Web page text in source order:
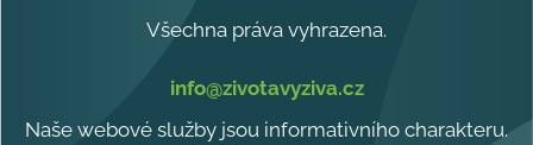
Všechna práva vyhrazena.
info@zivotavyziva.cz
Naše webové služby jsou informativního charakteru.